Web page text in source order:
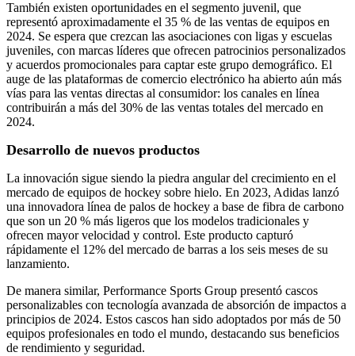
También existen oportunidades en el segmento juvenil, que
representó aproximadamente el 35 % de las ventas de equipos en
2024. Se espera que crezcan las asociaciones con ligas y escuelas
juveniles, con marcas líderes que ofrecen patrocinios personalizados
y acuerdos promocionales para captar este grupo demográfico. El
auge de las plataformas de comercio electrónico ha abierto aún más
vías para las ventas directas al consumidor: los canales en línea
contribuirán a más del 30% de las ventas totales del mercado en
2024.
Desarrollo de nuevos productos
La innovación sigue siendo la piedra angular del crecimiento en el
mercado de equipos de hockey sobre hielo. En 2023, Adidas lanzó
una innovadora línea de palos de hockey a base de fibra de carbono
que son un 20 % más ligeros que los modelos tradicionales y
ofrecen mayor velocidad y control. Este producto capturó
rápidamente el 12% del mercado de barras a los seis meses de su
lanzamiento.
De manera similar, Performance Sports Group presentó cascos
personalizables con tecnología avanzada de absorción de impactos a
principios de 2024. Estos cascos han sido adoptados por más de 50
equipos profesionales en todo el mundo, destacando sus beneficios
de rendimiento y seguridad.